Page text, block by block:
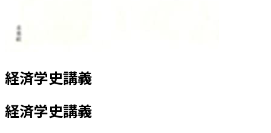
経済学史講義
経済学史講義